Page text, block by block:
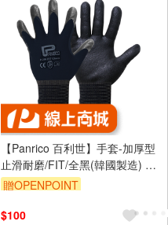
【Panrico 百利世】手套-加厚型
止滑耐磨/FIT/全黑(韓國製造) XL
號
贈OPENPOINT
$100